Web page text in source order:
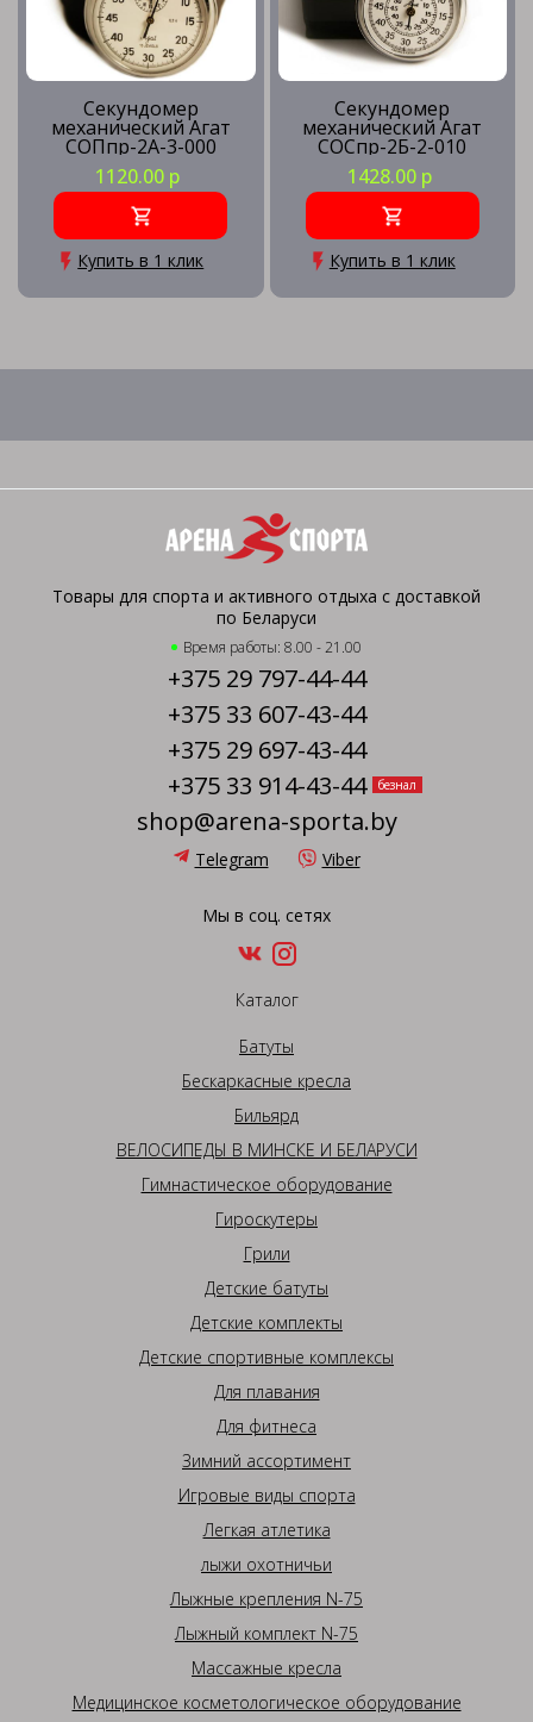
Секундомер
механический Агат
СОПпр-2А-3-000
1120.00 р
Купить в 1 клик
Секундомер
механический Агат
СОСпр-2Б-2-010
1428.00 р
Купить в 1 клик
Товары для спорта и активного отдыха с доставкой
по Беларуси
Время работы: 8.00 - 21.00
+375 29 797-44-44
+375 33 607-43-44
+375 29 697-43-44
+375 33 914-43-44
безнал
shop@arena-sporta.by
Telegram Viber
Мы в соц. сетях
Каталог
Батуты
Бескаркасные кресла
Бильярд
ВЕЛОСИПЕДЫ В МИНСКЕ И БЕЛАРУСИ
Гимнастическое оборудование
Гироскутеры
Грили
Детские батуты
Детские комплекты
Детские спортивные комплексы
Для плавания
Для фитнеса
Зимний ассортимент
Игровые виды спорта
Легкая атлетика
лыжи охотничьи
Лыжные крепления N-75
Лыжный комплект N-75
Массажные кресла
Медицинское косметологическое оборудование